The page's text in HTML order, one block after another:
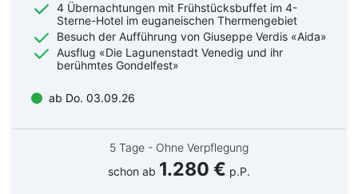
Silvesterreisen
Sportreisen
Städtereisen
Wellness Kurzurlaub
Reiseziele entdecken
Reedereien
Rhein-Kreuzfahrten
4 Übernachtungen mit Frühstücksbuffet im 4-
Sterne-Hotel im euganeischen Thermengebiet
Besuch der Aufführung von Giuseppe Verdis «Aida»
Ausflug «Die Lagunenstadt Venedig und ihr
berühmtes Gondelfest»
ab Do. 03.09.26
5 Tage - Ohne Verpflegung
schon ab 1.280 € p.P.